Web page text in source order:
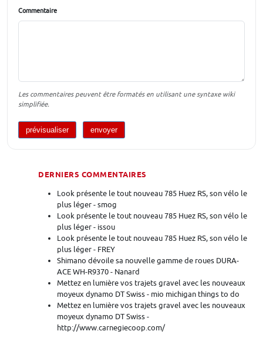
Commentaire
Les commentaires peuvent être formatés en utilisant une syntaxe wiki
simplifiée.
DERNIERS COMMENTAIRES
Look présente le tout nouveau 785 Huez RS, son vélo le
plus léger - smog
Look présente le tout nouveau 785 Huez RS, son vélo le
plus léger - issou
Look présente le tout nouveau 785 Huez RS, son vélo le
plus léger - FREY
Shimano dévoile sa nouvelle gamme de roues DURA-
ACE WH-R9370 - Nanard
Mettez en lumière vos trajets gravel avec les nouveaux
moyeux dynamo DT Swiss - mio michigan things to do
Mettez en lumière vos trajets gravel avec les nouveaux
moyeux dynamo DT Swiss -
http://www.carnegiecoop.com/